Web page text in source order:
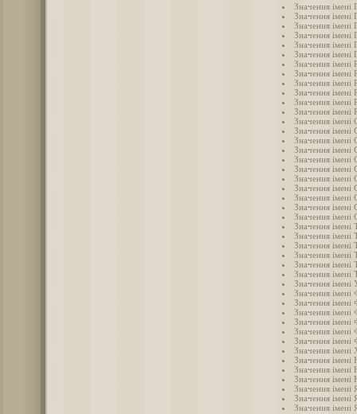
Значення імені
Значення імені
Значення імені
Значення імені
Значення імені
Значення імені
Значення імені
Значення імені
Значення імені
Значення імені
Значення імені
Значення імені
Значення імені
Значення імені
Значення імені
Значення імені
Значення імені
Значення імені
Значення імені
Значення імені
Значення імені
Значення імені
Значення імені
Значення імені
Значення імені
Значення імені
Значення імені
Значення імені
Значення імені
Значення імені
Значення імені
Значення імені
Значення імені
Значення імені
Значення імені
Значення імені
Значення імені
Значення імені
Значення імені
Значення
Значення імені
Значення імені
Значення імені